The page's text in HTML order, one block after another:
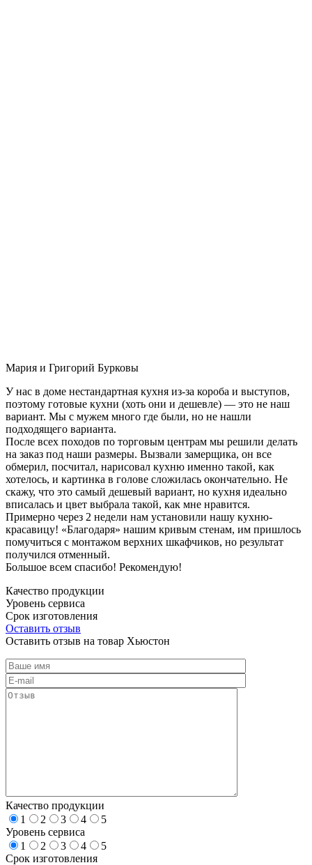
Мария и Григорий Бурковы
У нас в доме нестандартная кухня из-за короба и выступов,
поэтому готовые кухни (хоть они и дешевле) — это не наш
вариант. Мы с мужем много где были, но не нашли
подходящего варианта.
После всех походов по торговым центрам мы решили делать
на заказ под наши размеры. Вызвали замерщика, он все
обмерил, посчитал, нарисовал кухню именно такой, как
хотелось, и картинка в голове сложилась окончательно. Не
скажу, что это самый дешевый вариант, но кухня идеально
вписалась и цвет выбрала такой, как мне нравится.
Примерно через 2 недели нам установили нашу кухню-
красавицу! «Благодаря» нашим кривым стенам, им пришлось
помучиться с монтажом верхних шкафчиков, но результат
получился отменный.
Большое всем спасибо! Рекомендую!
Качество продукции
Уровень сервиса
Срок изготовления
Оставить отзыв
Оставить отзыв на товар Хьюстон
Качество продукции
1
2 3 4
5
Уровень сервиса
1
2 3 4
5
Срок изготовления